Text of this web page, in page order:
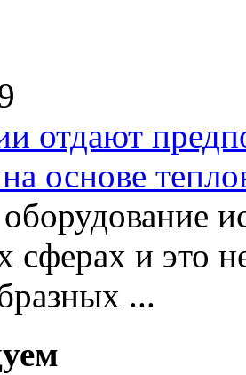
отдают
основе
сферах и это
...